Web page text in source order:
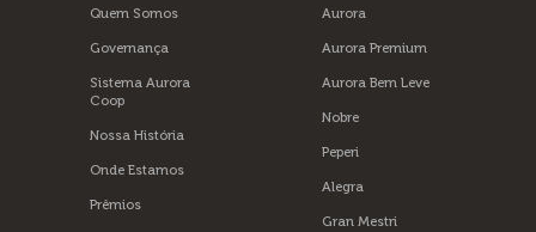
Quem Somos
Governança
Sistema Aurora
Coop
Nossa História
Onde Estamos
Prêmios
Aurora
Aurora Premium
Aurora Bem Leve
Nobre
Peperi
Alegra
Gran Mestri